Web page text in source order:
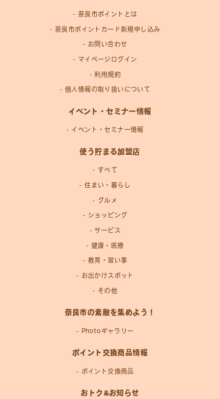
奈良市ポイントとは
奈良市ポイントカード新規申し込み
お問い合わせ
マイページログイン
利用規約
個人情報の取り扱いについて
イベント・セミナー情報
イベント・セミナー情報
使う貯まる加盟店
すべて
住まい・暮らし
グルメ
ショッピング
サービス
健康・医療
教育・習い事
お出かけスポット
その他
奈良市の素敵を集めよう！
Photoギャラリー
ポイント交換商品情報
ポイント交換商品
おトク&お知らせ